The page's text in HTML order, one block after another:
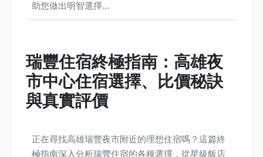
助您做出明智選擇...
瑞豐住宿終極指南：高雄夜
市中心住宿選擇、比價秘訣
與真實評價
正在尋找高雄瑞豐夜市附近的理想住宿嗎？這篇終
極指南深入分析瑞豐住宿的各種選擇，從星級飯店